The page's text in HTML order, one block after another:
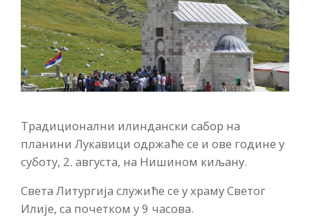
Традиционални илиндански сабор на
планини Лукавици одржаће се и ове године у
суботу, 2. августа, на Нишином киљану.
Света Литургија служиће се у храму Светог
Илије, са почетком у 9 часова.